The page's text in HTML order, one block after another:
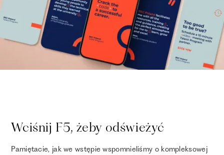
Wciśnij F5, żeby odświeżyć
Pamiętacie, jak we wstępie wspomnieliśmy o kompleksowej